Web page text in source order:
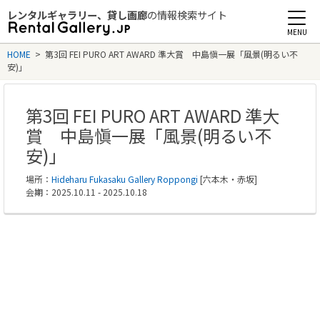
レンタルギャラリー、貸し画廊の情報検索サイト
Rental Gallery jp
HOME > 第3回 FEI PURO ART AWARD 準大賞 中島愼一展「風景(明るい不
安)」
第3回 FEI PURO ART AWARD 準大
賞 中島愼一展「風景(明るい不
安)」
場所： Hideharu Fukasaku Gallery Roppongi [六本木・赤坂]
会期：2025.10.11 - 2025.10.18